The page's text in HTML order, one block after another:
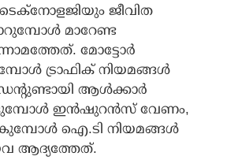
ടെക്നോളജിയും ജീവിത
മാറേണ്ട
മോട്ടോര്‍
ട്രാഫിക് നിയമങ്ങള്‍
ആള്‍ക്കാര്‍
ഇന്‍ഷുറന്‍സ് വേണം,
ഐ.ടി നിയമങ്ങള്‍
ആദ്യത്തേത്.